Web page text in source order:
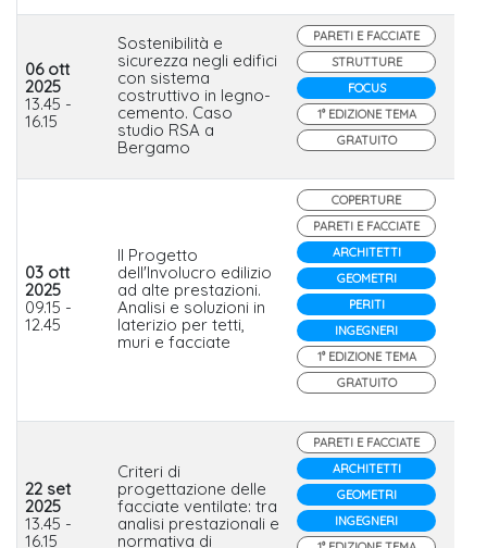
06 ott
2025
13.45 -
16.15
Sostenibilità e
sicurezza negli edifici
con sistema
costruttivo in legno-
cemento. Caso
studio RSA a
Bergamo
PARETI E FACCIATE
STRUTTURE
FOCUS
1° EDIZIONE TEMA
GRATUITO
03 ott
2025
09.15 -
12.45
Il Progetto
dell'Involucro edilizio
ad alte prestazioni.
Analisi e soluzioni in
laterizio per tetti,
muri e facciate
COPERTURE
PARETI E FACCIATE
ARCHITETTI
GEOMETRI
PERITI
INGEGNERI
1° EDIZIONE TEMA
GRATUITO
22 set
2025
13.45 -
16.15
Criteri di
progettazione delle
facciate ventilate: tra
analisi prestazionali e
normativa di
PARETI E FACCIATE
ARCHITETTI
GEOMETRI
INGEGNERI